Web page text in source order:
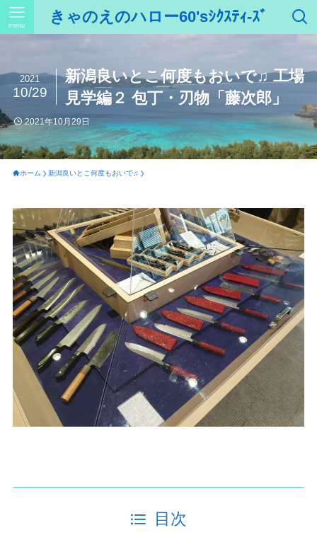
きゃのえのハロー60'sｼｸｽﾃｨ-ｽﾞ
menu
新潟良いとこ何度もおいで♫ 工場
見学編２ 包丁・刃物「藤次郎」
2021
10/29
2021年10月29日
ホーム 新潟良いとこ何度もおいで♫
目次